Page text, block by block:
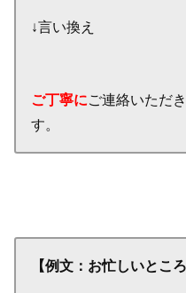
↓言い換え
ご丁寧にご連絡いただ
す。
【例文：お忙しいところ